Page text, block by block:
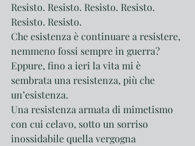
Resisto. Resisto. Resisto. Resisto.
Resisto. Resisto.
Che esistenza è continuare a resistere,
nemmeno fossi sempre in guerra?
Eppure, fino a ieri la vita mi è
sembrata una resistenza, più che
un’esistenza.
Una resistenza armata di mimetismo
con cui celavo, sotto un sorriso
inossidabile quella vergogna